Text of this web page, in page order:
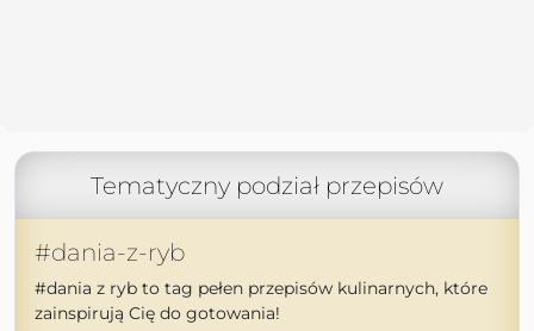
Tematyczny podział przepisów
#dania-z-ryb
#dania z ryb to tag pełen przepisów kulinarnych, które
zainspirują Cię do gotowania!